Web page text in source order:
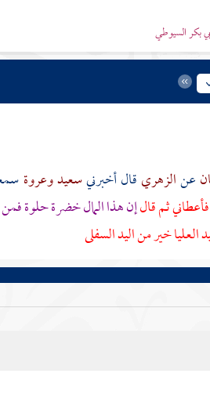
بكر السيوطي
عنالزهريقال أخبرنيسعيدوعروة
ثم قالإن هذا المال خضرة حلوة
خير من اليد السفلى